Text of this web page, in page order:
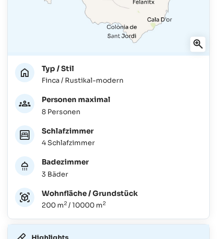
Typ / Stil
Finca / Rustikal-modern
Personen maximal
8 Personen
Schlafzimmer
4 Schlafzimmer
Badezimmer
3 Bäder
Wohnfläche / Grundstück
200 m2 / 10000 m2